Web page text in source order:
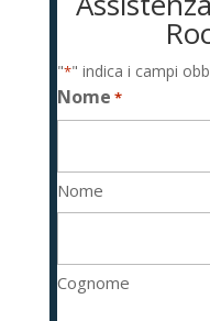
"*" indica i campi
Nome *
Nome
Cognome